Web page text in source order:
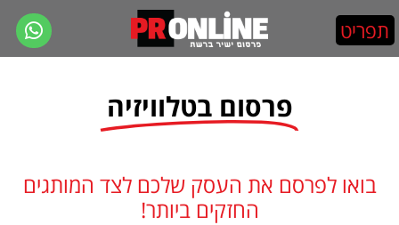
פרסום בטלוויזיה
בואו לפרסם את העסק שלכם לצד המותגים
החזקים ביותר!